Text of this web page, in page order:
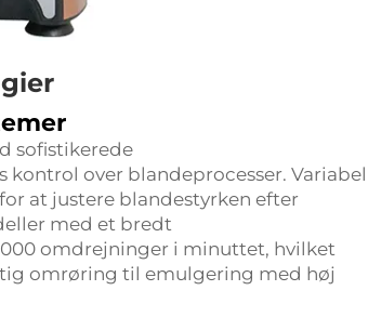
sofistikerede
over blandeprocesser. Variabel
at justere blandestyrken efter
med et bredt
omdrejninger i minuttet, hvilket
omrøring til emulgering med høj